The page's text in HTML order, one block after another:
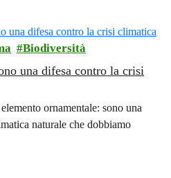
Biodiversità
una difesa contro la crisi
ornamentale: sono una
naturale che dobbiamo